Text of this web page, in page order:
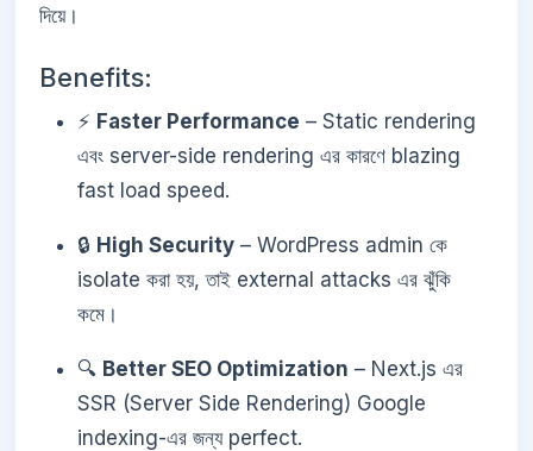
দিয়ে।
Benefits:
⚡ Faster Performance – Static rendering
এবং server-side rendering এর কারণে blazing
fast load speed.
🔒 High Security – WordPress admin কে
isolate করা হয়, তাই external attacks এর ঝুঁকি
কমে।
🔍 Better SEO Optimization – Next.js এর
SSR (Server Side Rendering) Google
indexing-এর জন্য perfect.